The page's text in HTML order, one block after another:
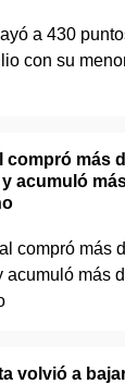
compró más
acumuló
volvió a